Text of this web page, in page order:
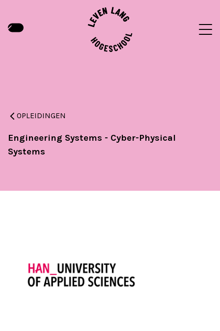
OPLEIDINGEN
Engineering Systems - Cyber-Physical
Systems